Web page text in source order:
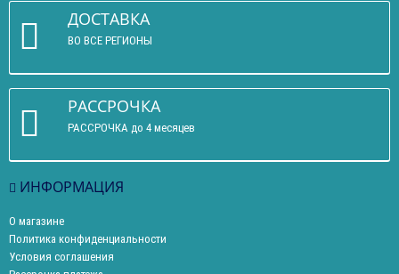
ДОСТАВКА
ВО ВСЕ РЕГИОНЫ
РАССРОЧКА
РАССРОЧКА до 4 месяцев
ИНФОРМАЦИЯ
О магазине
Политика конфиденциальности
Условия соглашения